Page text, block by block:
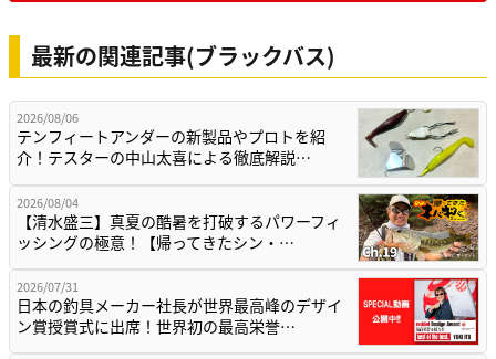
最新の関連記事(ブラックバス)
2026/08/06
テンフィートアンダーの新製品やプロトを紹
介！テスターの中山太喜による徹底解説…
2026/08/04
【清水盛三】真夏の酷暑を打破するパワーフィ
ッシングの極意！【帰ってきたシン・…
2026/07/31
日本の釣具メーカー社長が世界最高峰のデザイ
ン賞授賞式に出席！世界初の最高栄誉…